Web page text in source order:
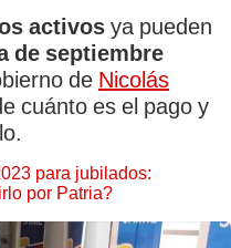
activos ya pueden
de septiembre
de Nicolás
cuánto es el pago y
para jubilados:
por Patria?